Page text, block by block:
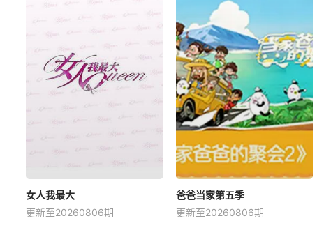
女人我最大
更新至20260806期
爸爸当家第五季
更新至20260806期